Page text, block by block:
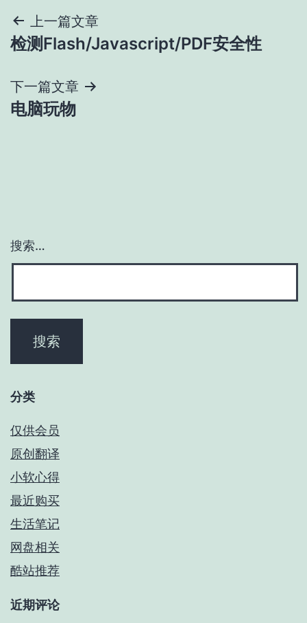
文
章
导
航
上一篇文章
检测Flash/Javascript/PDF安全性
下一篇文章
电脑玩物
搜索…
分类
仅供会员
原创翻译
小软心得
最近购买
生活笔记
网盘相关
酷站推荐
近期评论